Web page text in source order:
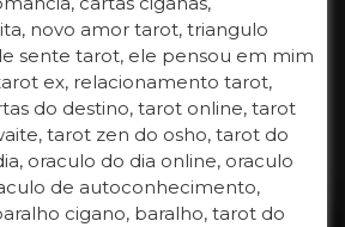
novo amor tarot, triangulo
sente tarot, ele pensou em mim
ex, relacionamento tarot,
do destino, tarot online, tarot
tarot zen do osho, tarot do
oraculo do dia online, oraculo
de autoconhecimento,
cigano, baralho, tarot do